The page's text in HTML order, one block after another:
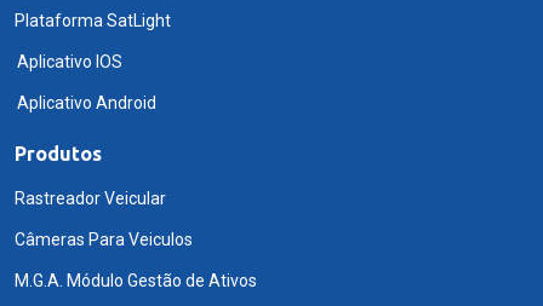
Plataforma SatLight
Aplicativo IOS
Aplicativo Android
Produtos
Rastreador Veicular
Câmeras Para Veiculos
M.G.A. Módulo Gestão de Ativos